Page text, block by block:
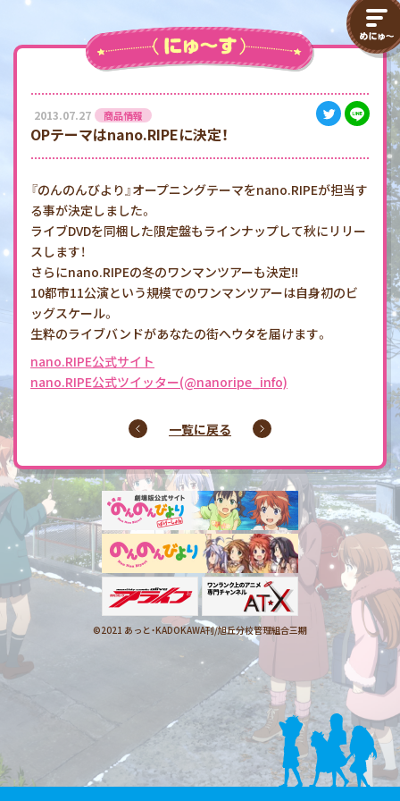
2013.07.27 商品情報
OPテーマはnano.RIPEに決定！
『のんのんびより』オープニングテーマをnano.RIPEが担当す
る事が決定しました。
ライブDVDを同梱した限定盤もラインナップして秋にリリー
スします！
さらにnano.RIPEの冬のワンマンツアーも決定!!
10都市11公演という規模でのワンマンツアーは自身初のビ
ッグスケール。
生粋のライブバンドがあなたの街へウタを届けます。
nano.RIPE公式サイト
nano.RIPE公式ツイッター(@nanoripe_info)
一覧に戻る
©2021 あっと・KADOKAWA刊/旭丘分校管理組合三期